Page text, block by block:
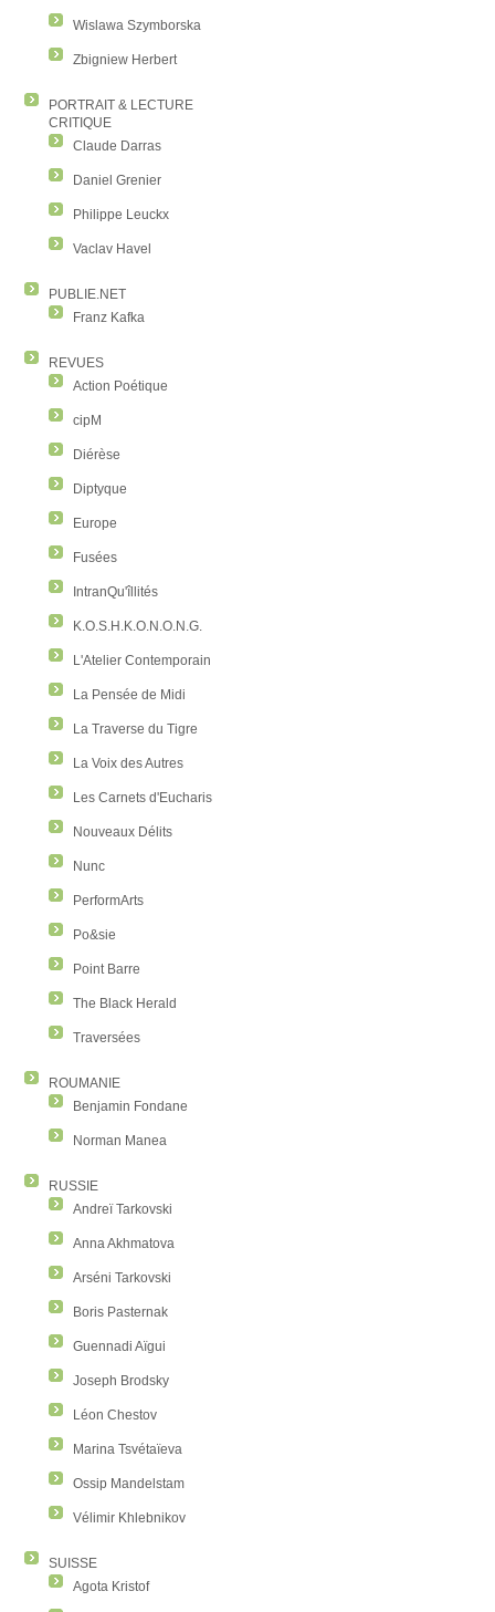
Wislawa Szymborska
Zbigniew Herbert
PORTRAIT & LECTURE
CRITIQUE
Claude Darras
Daniel Grenier
Philippe Leuckx
Vaclav Havel
PUBLIE.NET
Franz Kafka
REVUES
Action Poétique
cipM
Diérèse
Diptyque
Europe
Fusées
IntranQu'îllités
K.O.S.H.K.O.N.O.N.G.
L'Atelier Contemporain
La Pensée de Midi
La Traverse du Tigre
La Voix des Autres
Les Carnets d'Eucharis
Nouveaux Délits
Nunc
PerformArts
Po&sie
Point Barre
The Black Herald
Traversées
ROUMANIE
Benjamin Fondane
Norman Manea
RUSSIE
Andreï Tarkovski
Anna Akhmatova
Arséni Tarkovski
Boris Pasternak
Guennadi Aïgui
Joseph Brodsky
Léon Chestov
Marina Tsvétaïeva
Ossip Mandelstam
Vélimir Khlebnikov
SUISSE
Agota Kristof